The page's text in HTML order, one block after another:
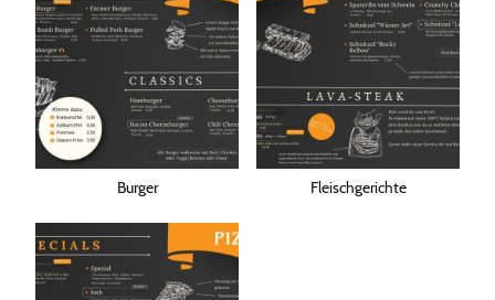
Burger Fleischgerichte